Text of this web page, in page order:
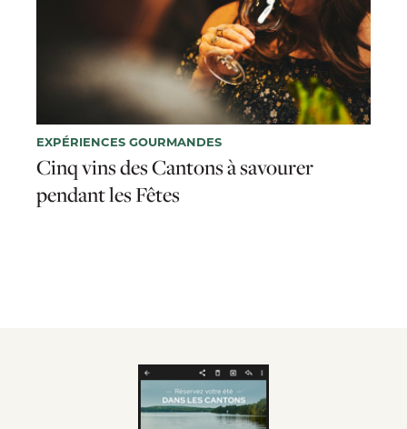
EXPÉRIENCES GOURMANDES
Cinq vins des Cantons à savourer
pendant les Fêtes